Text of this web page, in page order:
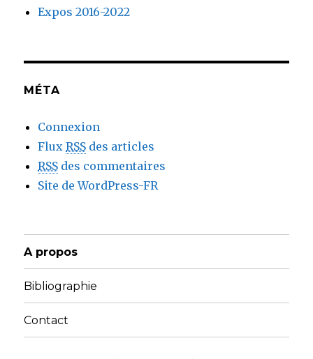
Expos 2016-2022
MÉTA
Connexion
FluxRSS des articles
RSS des commentaires
Site de WordPress-FR
A propos
Bibliographie
Contact